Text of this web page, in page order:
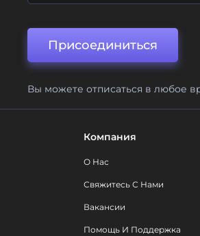
Присоединиться
Вы можете отписаться в любое
Компания
О Нас
Свяжитесь С Нами
Вакансии
Помощь И Поддержка